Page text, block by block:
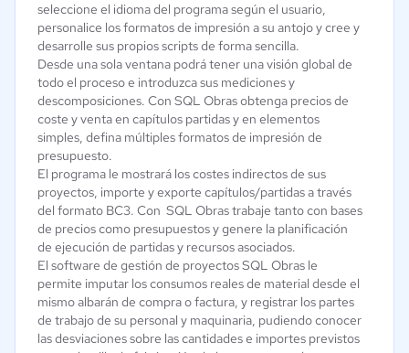
seleccione el idioma del programa según el usuario,
personalice los formatos de impresión a su antojo y cree y
desarrolle sus propios scripts de forma sencilla.
Desde una sola ventana podrá tener una visión global de
todo el proceso e introduzca sus mediciones y
descomposiciones. Con SQL Obras obtenga precios de
coste y venta en capítulos partidas y en elementos
simples, defina múltiples formatos de impresión de
presupuesto.
El programa le mostrará los costes indirectos de sus
proyectos, importe y exporte capítulos/partidas a través
del formato BC3. Con SQL Obras trabaje tanto con bases
de precios como presupuestos y genere la planificación
de ejecución de partidas y recursos asociados.
El software de gestión de proyectos SQL Obras le
permite imputar los consumos reales de material desde el
mismo albarán de compra o factura, y registrar los partes
de trabajo de su personal y maquinaria, pudiendo conocer
las desviaciones sobre las cantidades e importes previstos